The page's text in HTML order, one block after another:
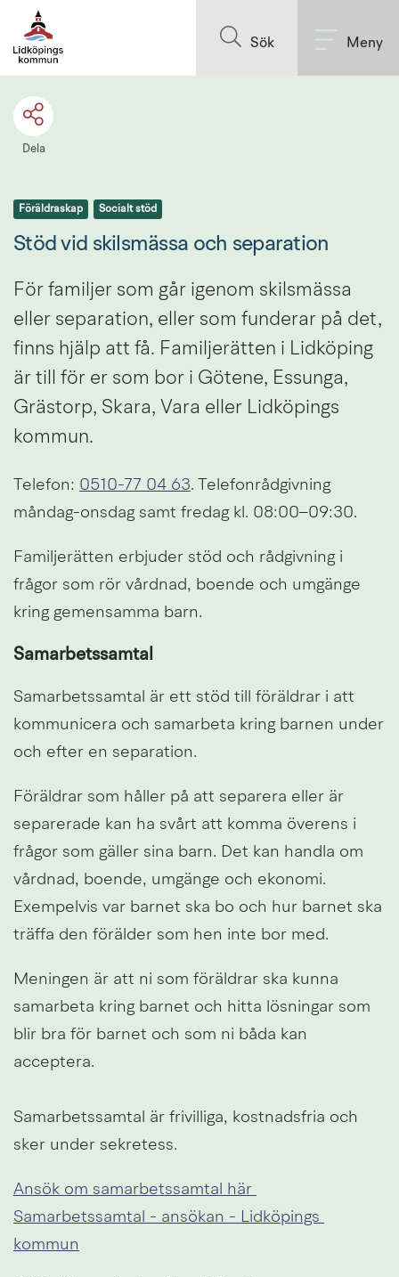
Sök Meny
Dela
Föräldraskap Socialt stöd
Stöd vid skilsmässa och separation
För familjer som går igenom skilsmässa
eller separation, eller som funderar på det,
finns hjälp att få. Familjerätten i Lidköping
är till för er som bor i Götene, Essunga,
Grästorp, Skara, Vara eller Lidköpings
kommun.
Telefon: 0510-77 04 63. Telefonrådgivning
måndag-onsdag samt fredag kl. 08:00–09:30.
Familjerätten erbjuder stöd och rådgivning i
frågor som rör vårdnad, boende och umgänge
kring gemensamma barn.
Samarbetssamtal
Samarbetssamtal är ett stöd till föräldrar i att
kommunicera och samarbeta kring barnen under
och efter en separation.
Föräldrar som håller på att separera eller är
separerade kan ha svårt att komma överens i
frågor som gäller sina barn. Det kan handla om
vårdnad, boende, umgänge och ekonomi.
Exempelvis var barnet ska bo och hur barnet ska
träffa den förälder som hen inte bor med.
Meningen är att ni som föräldrar ska kunna
samarbeta kring barnet och hitta lösningar som
blir bra för barnet och som ni båda kan
acceptera.
Samarbetssamtal är frivilliga, kostnadsfria och
sker under sekretess.
Ansök om samarbetssamtal här
Samarbetssamtal - ansökan - Lidköpings
kommun